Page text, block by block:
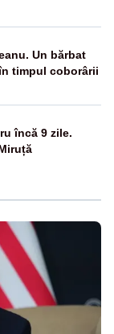
Un bărbat
timpul coborârii
încă 9 zile.